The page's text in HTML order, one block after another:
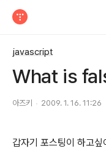
javascript
What is
아즈키 2009. 1. 16. 11:26
갑자기 포스팅이 하고싶